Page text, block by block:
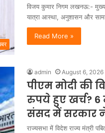
विजय कुमार निगम लखनऊ:-
यात्रा आस्था, अनुशासन और
Read More »
admin August 6, 2026
पीएम मोदी की
रुपये हुए खर्च? 6
संसद में सरकार
राज्यसभा में विदेश राज्य मंत्री